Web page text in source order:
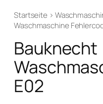
Startseite ›
Waschmaschine
Bauknecht
E02